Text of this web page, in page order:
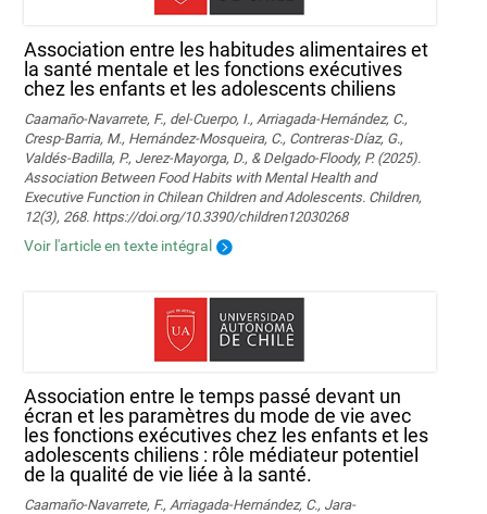
Association entre les habitudes alimentaires et
la santé mentale et les fonctions exécutives
chez les enfants et les adolescents chiliens
Caamaño-Navarrete, F., del-Cuerpo, I., Arriagada-Hernández, C.,
Cresp-Barria, M., Hernández-Mosqueira, C., Contreras-Díaz, G.,
Valdés-Badilla, P., Jerez-Mayorga, D., & Delgado-Floody, P. (2025).
Association Between Food Habits with Mental Health and
Executive Function in Chilean Children and Adolescents. Children,
12(3), 268. https://doi.org/10.3390/children12030268
Voir l'article en texte intégral
Association entre le temps passé devant un
écran et les paramètres du mode de vie avec
les fonctions exécutives chez les enfants et les
adolescents chiliens : rôle médiateur potentiel
de la qualité de vie liée à la santé.
Caamaño-Navarrete, F., Arriagada-Hernández, C., Jara-